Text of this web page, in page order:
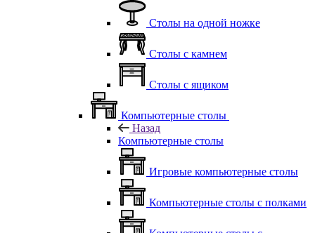
Столы на одной ножке
Столы с камнем
Столы с ящиком
Компьютерные столы
Назад
Компьютерные столы
Игровые компьютерные столы
Компьютерные столы с полками